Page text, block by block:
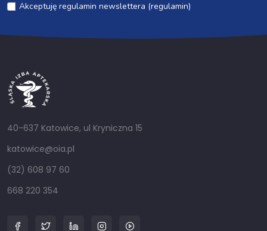
Akceptuję regulamin newslettera (regulamin)
40-637 Katowice, ul Kryniczna 15
katowice@oia.pl
(32) 608 97 60
668 220 354